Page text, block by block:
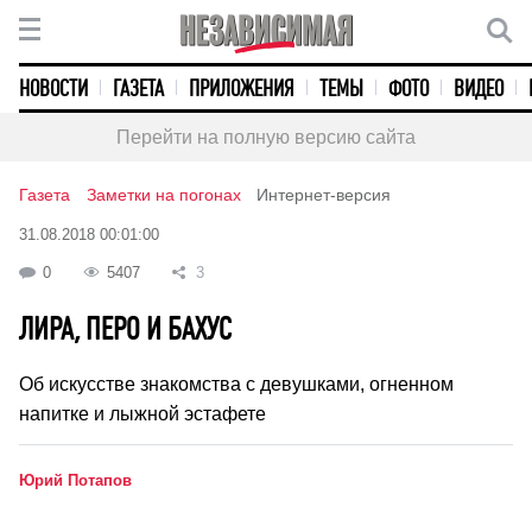
НОВОСТИ ГАЗЕТА ПРИЛОЖЕНИЯ ТЕМЫ ФОТО ВИДЕО
Перейти на полную версию сайта
Газета Заметки на погонах Интернет-версия
31.08.2018 00:01:00
0 5407 3
ЛИРА, ПЕРО И БАХУС
Об искусстве знакомства с девушками, огненном
напитке и лыжной эстафете
Юрий Потапов